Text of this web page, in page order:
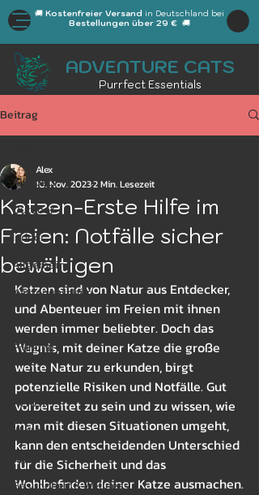
ADVENTURE CATS
Purrfect Essentials
🚚 Kostenfreier Versand in Deutschland bei
Bestellungen über 29 €🚚
Beitrag
All Posts
Outdoor
Indoor
Allgemein
Katzengeschirr
Arbeitsplatz
Frühling
Sommer
Herbst
Winter
Betten
Gesundheit & Wellness
Katzen-Erste Hilfe im
Freien: Notfälle sicher
bewältigen
Alex
10. Nov. 20232 Min. Lesezeit
Katzen sind von Natur aus Entdecker,
und Abenteuer im Freien mit ihnen
werden immer beliebter. Doch das
Wagnis, mit deiner Katze die große
weite Natur zu erkunden, birgt
potenzielle Risiken und Notfälle. Gut
vorbereitet zu sein und zu wissen, wie
man mit diesen Situationen umgeht,
kann den entscheidenden Unterschied
für die Sicherheit und das
Wohlbefinden deiner Katze ausmachen.